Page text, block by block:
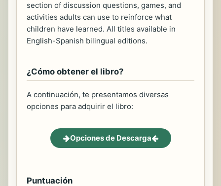
section of discussion questions, games, and
activities adults can use to reinforce what
children have learned. All titles available in
English-Spanish bilingual editions.
¿Cómo obtener el libro?
A continuación, te presentamos diversas
opciones para adquirir el libro:
Opciones de Descarga
Puntuación